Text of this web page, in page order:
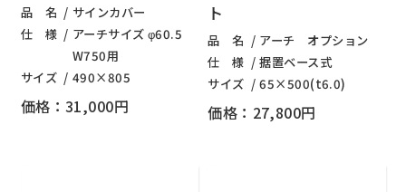
品 名
サインカバー
仕 様
アーチサイズ φ60.5
W750用
サイズ
490×805
価格：31,000円
ト
品 名
アーチ オプション
仕 様
据置ベース式
サイズ
65×500(t6.0)
価格：27,800円